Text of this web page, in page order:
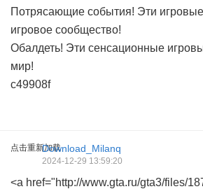
Потрясающие события! Эти
игровое сообщество!
Обалдеть! Эти сенсационные
мир!
c49908f
点击重新加载Download_Milanq
2024-12-29 13:59:20
<a href="http://www.gta.ru/gta3/files/